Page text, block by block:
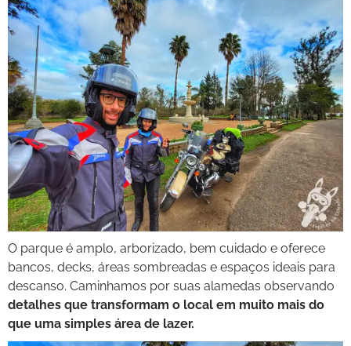
O parque é amplo, arborizado, bem cuidado e oferece
bancos, decks, áreas sombreadas e espaços ideais para
descanso. Caminhamos por suas alamedas observando
detalhes que transformam o local em muito mais do
que uma simples área de lazer.